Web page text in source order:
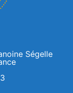
Ségelle